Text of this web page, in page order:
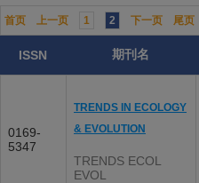
首页 上一页 1 2 下一页 尾页
ISSN 期刊名
0169-
5347
TRENDS IN ECOLOGY
& EVOLUTION
TRENDS ECOL
EVOL